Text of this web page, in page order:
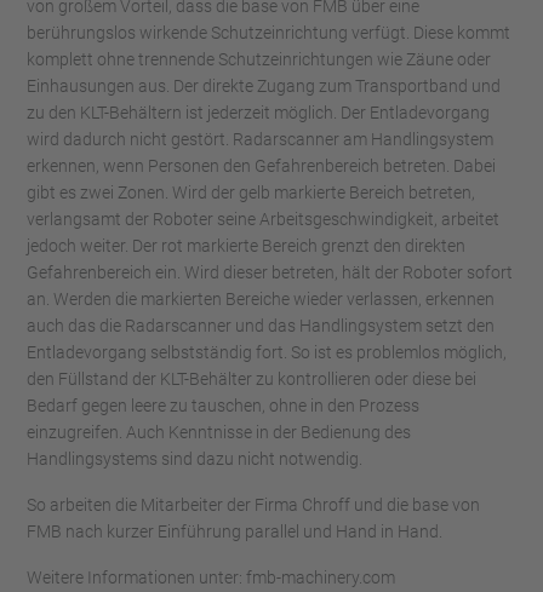
von großem Vorteil, dass die base von FMB über eine
berührungslos wirkende Schutzeinrichtung verfügt. Diese kommt
komplett ohne trennende Schutzeinrichtungen wie Zäune oder
Einhausungen aus. Der direkte Zugang zum Transportband und
zu den KLT-Behältern ist jederzeit möglich. Der Entladevorgang
wird dadurch nicht gestört. Radarscanner am Handlingsystem
erkennen, wenn Personen den Gefahrenbereich betreten. Dabei
gibt es zwei Zonen. Wird der gelb markierte Bereich betreten,
verlangsamt der Roboter seine Arbeitsgeschwindigkeit, arbeitet
jedoch weiter. Der rot markierte Bereich grenzt den direkten
Gefahrenbereich ein. Wird dieser betreten, hält der Roboter sofort
an. Werden die markierten Bereiche wieder verlassen, erkennen
auch das die Radarscanner und das Handlingsystem setzt den
Entladevorgang selbstständig fort. So ist es problemlos möglich,
den Füllstand der KLT-Behälter zu kontrollieren oder diese bei
Bedarf gegen leere zu tauschen, ohne in den Prozess
einzugreifen. Auch Kenntnisse in der Bedienung des
Handlingsystems sind dazu nicht notwendig.
So arbeiten die Mitarbeiter der Firma Chroff und die base von
FMB nach kurzer Einführung parallel und Hand in Hand.
Weitere Informationen unter: fmb-machinery.com